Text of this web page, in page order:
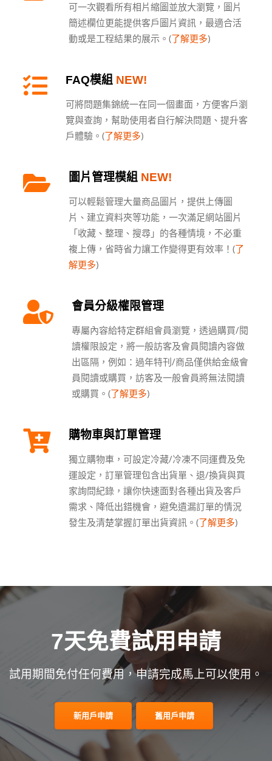
可一次觀看所有相片縮圖並放大瀏覽，圖片
簡述欄位更能提供客戶圖片資訊，最適合活
動或是工程結果的展示。(了解更多)
FAQ模組 NEW!
可將問題集錦統一在同一個畫面，方便客戶瀏
覽與查詢，幫助使用者自行解決問題、提升客
戶體驗。(了解更多)
圖片管理模組 NEW!
可以輕鬆管理大量商品圖片，提供上傳圖
片、建立資料夾等功能，一次滿足網站圖片
「收藏、整理、搜尋」的各種情境，不必重
複上傳，省時省力讓工作變得更有效率！(了
解更多)
會員分級權限管理
專屬內容給特定群組會員瀏覽，透過購買/閱
讀權限設定，將一般訪客及會員閱讀內容做
出區隔，例如：過年特刊/商品僅供給金級會
員閱讀或購買，訪客及一般會員將無法閱讀
或購買。(了解更多)
購物車與訂單管理
獨立購物車，可設定冷藏/冷凍不同運費及免
運設定，訂單管理包含出貨單、退/換貨與買
家詢問紀錄，讓你快速面對各種出貨及客戶
需求、降低出錯機會，避免遺漏訂單的情況
發生及清楚掌握訂單出貨資訊。(了解更多)
7天免費試用申請
試用期間免付任何費用，申請完成馬上可以使用。
新用戶申請 舊用戶申請